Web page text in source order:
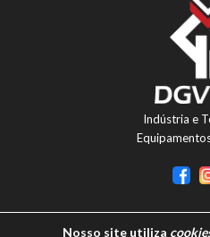
Indústria e
Nosso site utiliza